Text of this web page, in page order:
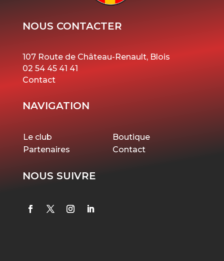
NOUS CONTACTER
107 Route de Château-Renault, Blois
02 54 45 41 41
Contact
NAVIGATION
Le club
Boutique
Partenaires
Contact
NOUS SUIVRE